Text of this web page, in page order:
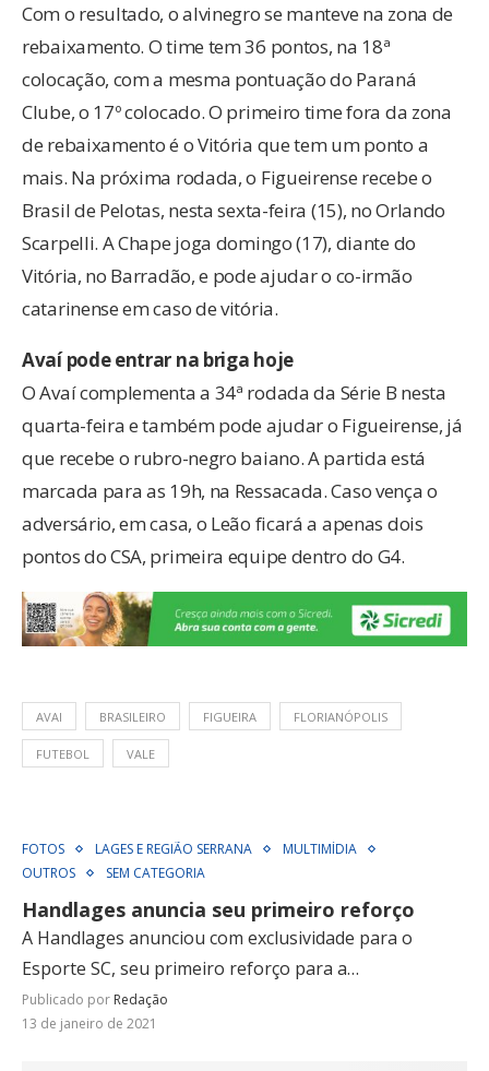
Com o resultado, o alvinegro se manteve na zona de
rebaixamento. O time tem 36 pontos, na 18ª
colocação, com a mesma pontuação do Paraná
Clube, o 17º colocado. O primeiro time fora da zona
de rebaixamento é o Vitória que tem um ponto a
mais. Na próxima rodada, o Figueirense recebe o
Brasil de Pelotas, nesta sexta-feira (15), no Orlando
Scarpelli. A Chape joga domingo (17), diante do
Vitória, no Barradão, e pode ajudar o co-irmão
catarinense em caso de vitória.
Avaí pode entrar na briga hoje
O Avaí complementa a 34ª rodada da Série B nesta
quarta-feira e também pode ajudar o Figueirense, já
que recebe o rubro-negro baiano. A partida está
marcada para as 19h, na Ressacada. Caso vença o
adversário, em casa, o Leão ficará a apenas dois
pontos do CSA, primeira equipe dentro do G4.
AVAI BRASILEIRO FIGUEIRA FLORIANÓPOLIS
FUTEBOL VALE
FOTOS LAGES E REGIÃO SERRANA
MULTIMÍDIA
OUTROS
SEM CATEGORIA
Handlages anuncia seu primeiro reforço
A Handlages anunciou com exclusividade para o
Esporte SC, seu primeiro reforço para a…
Publicado por Redação
13 de janeiro de 2021